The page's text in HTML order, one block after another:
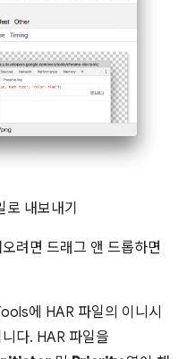
내보내기
려면 드래그 앤 드롭하면
에 HAR 파일의 이니시
다. HAR 파일을